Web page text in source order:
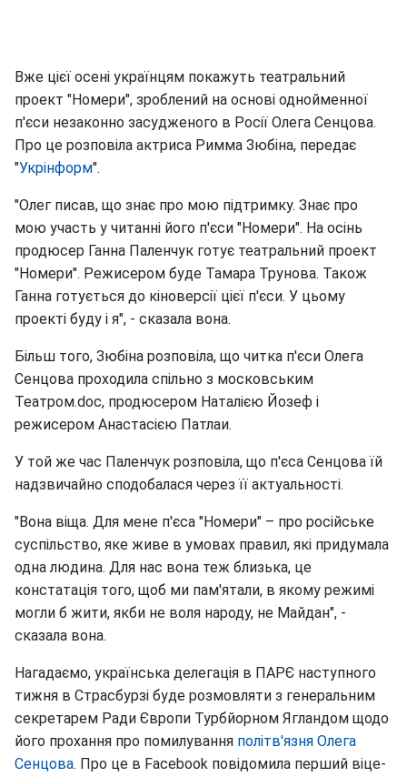
Вже цієї осені українцям покажуть театральний
проект "Номери", зроблений на основі однойменної
п'єси незаконно засудженого в Росії Олега Сенцова.
Про це розповіла актриса Римма Зюбіна, передає
"Укрінформ".
"Олег писав, що знає про мою підтримку. Знає про
мою участь у читанні його п'єси "Номери". На осінь
продюсер Ганна Паленчук готує театральний проект
"Номери". Режисером буде Тамара Трунова. Також
Ганна готується до кіноверсії цієї п'єси. У цьому
проекті буду і я", - сказала вона.
Більш того, Зюбіна розповіла, що читка п'єси Олега
Сенцова проходила спільно з московським
Театром.doc, продюсером Наталією Йозеф і
режисером Анастасією Патлаи.
У той же час Паленчук розповіла, що п'єса Сенцова їй
надзвичайно сподобалася через її актуальності.
"Вона віща. Для мене п'єса "Номери" – про російське
суспільство, яке живе в умовах правил, які придумала
одна людина. Для нас вона теж близька, це
констатація того, щоб ми пам'ятали, в якому режимі
могли б жити, якби не воля народу, не Майдан", -
сказала вона.
Нагадаємо, українська делегація в ПАРЄ наступного
тижня в Страсбурзі буде розмовляти з генеральним
секретарем Ради Європи Турбйорном Ягландом щодо
його прохання про помилування політв'язня Олега
Сенцова. Про це в Facebook повідомила перший віце-